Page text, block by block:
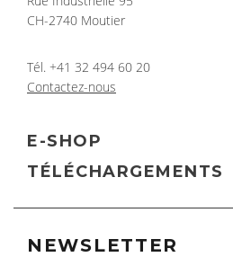
CH-2740 Moutier
Tél. +41 32 494 60 20
Contactez-nous
E-SHOP
TÉLÉCHARGEMENTS
NEWSLETTER